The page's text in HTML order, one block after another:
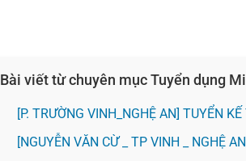
Bài viết từ chuyên mục Tuyển dụng
[P. TRƯỜNG VINH_NGHỆ AN] TUYỂN
[NGUYỄN VĂN CỪ _ TP VINH _ NGHỆ